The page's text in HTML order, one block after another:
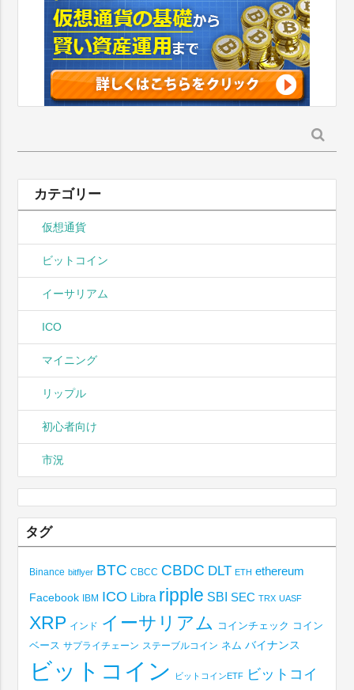
索:
カテゴリー
仮想通貨
ビットコイン
イーサリアム
ICO
マイニング
リップル
初心者向け
市況
タグ
Binance bitflyer BTC CBCC CBDC DLT ETH ethereum
Facebook IBM ICO Libra ripple SBI SEC TRX UASF
XRP インド イーサリアム コインチェック コイン
ベース サプライチェーン ステーブルコイン ネム バイナンス
ビットコイン ビットコインETF ビットコイ